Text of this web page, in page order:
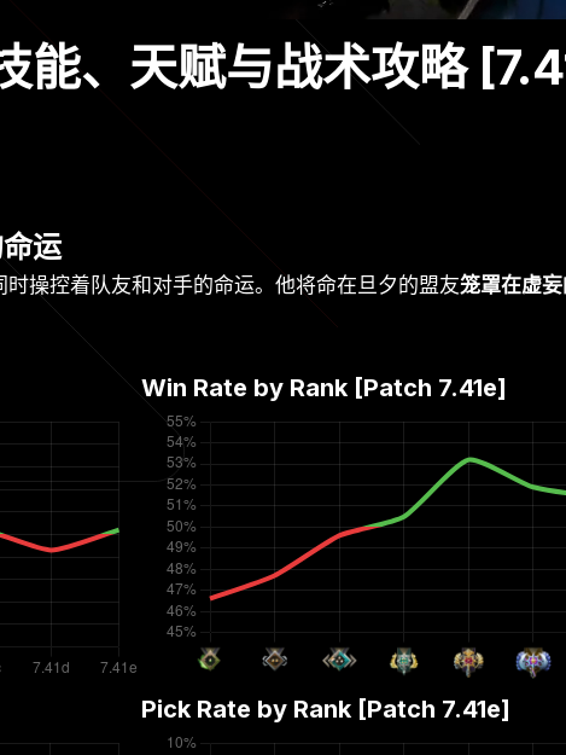
能、天赋与战术攻略
运
操控着队友和对手的命运。他将命在旦夕的盟友笼罩在虚
Win Rate by Rank [Patch 7.41e]
Pick Rate by Rank [Patch 7.41e]